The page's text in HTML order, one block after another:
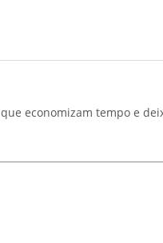
que economizam tempo e